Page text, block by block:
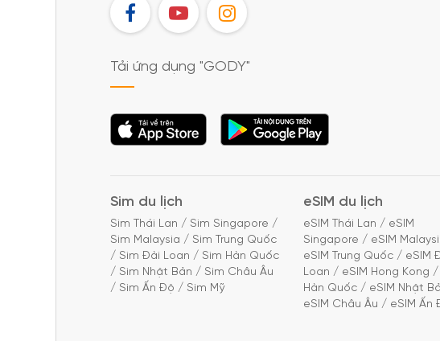
FB YT IG
Tải ứng dụng "GODY"
Tải ứng dụng Tải ứng dụng
Sim du lịch
Sim Thái Lan / Sim Singapore /
Sim Malaysia / Sim Trung Quốc
/ Sim Đài Loan / Sim Hàn Quốc
/ Sim Nhật Bản / Sim Châu Âu
/ Sim Ấn Độ / Sim Mỹ
eSIM du lịch
eSIM Thái Lan / eSIM
Singapore / eSIM
eSIM Trung Quốc / eSIM
Loan / eSIM Hong Kong /
Hàn Quốc / eSIM Nhật
eSIM Châu Âu / eSIM Ấn